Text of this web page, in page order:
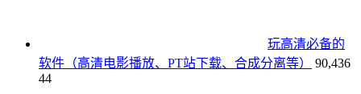
玩高清必备的
软件（高清电影播放、PT站下载、合成分离等）
90,436
44